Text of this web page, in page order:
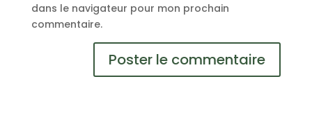
dans le navigateur pour mon prochain
commentaire.